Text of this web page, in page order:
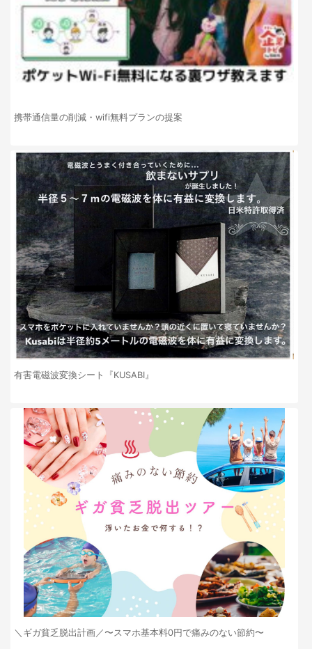
携帯通信量の削減・wifi無料プランの提案
有害電磁波変換シート『KUSABI』
＼ギガ貧乏脱出計画／〜スマホ基本料0円で痛みのない節約〜